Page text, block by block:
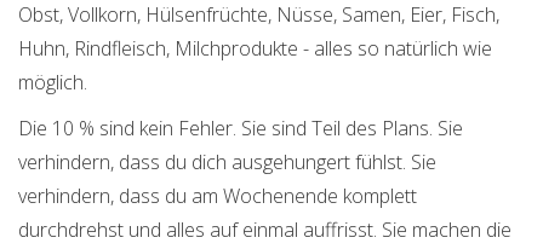
Obst, Vollkorn, Hülsenfrüchte, Nüsse, Samen, Eier, Fisch,
Huhn, Rindfleisch, Milchprodukte - alles so natürlich wie
möglich.
Die 10 % sind kein Fehler. Sie sind Teil des Plans. Sie
verhindern, dass du dich ausgehungert fühlst. Sie
verhindern, dass du am Wochenende komplett
durchdrehst und alles auf einmal auffrisst. Sie machen die